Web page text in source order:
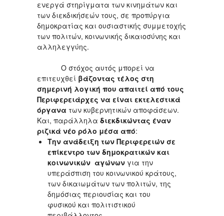
ενεργά στηρίγματα των κινημάτων και
των διεκδικήσεών τους, σε προπύργια
δημοκρατίας και ουσιαστικής συμμετοχής
των πολιτών, κοινωνικής δικαιοσύνης και
αλληλεγγύης.
Ο στόχος αυτός μπορεί να
επιτευχθεί βάζοντας τέλος στη
σημερινή λογική που απαιτεί από τους
Περιφερειάρχες να είναι εκτελεστικά
όργανα των κυβερνητικών αποφάσεων.
Και, παράλληλα διεκδικώντας έναν
ριζικά νέο ρόλο μέσα από:
Την ανάδειξη των Περιφερειών σε
επίκεντρο των δημοκρατικών και
κοινωνικών αγώνων για την
υπεράσπιση του κοινωνικού κράτους,
των δικαιωμάτων των πολιτών, της
δημόσιας περιουσίας και του
φυσικού και πολιτιστικού